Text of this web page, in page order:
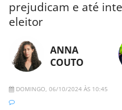
prejudicam e até
eleitor
ANNA
COUTO
DOMINGO, 06/10/2024 ÀS 10:45